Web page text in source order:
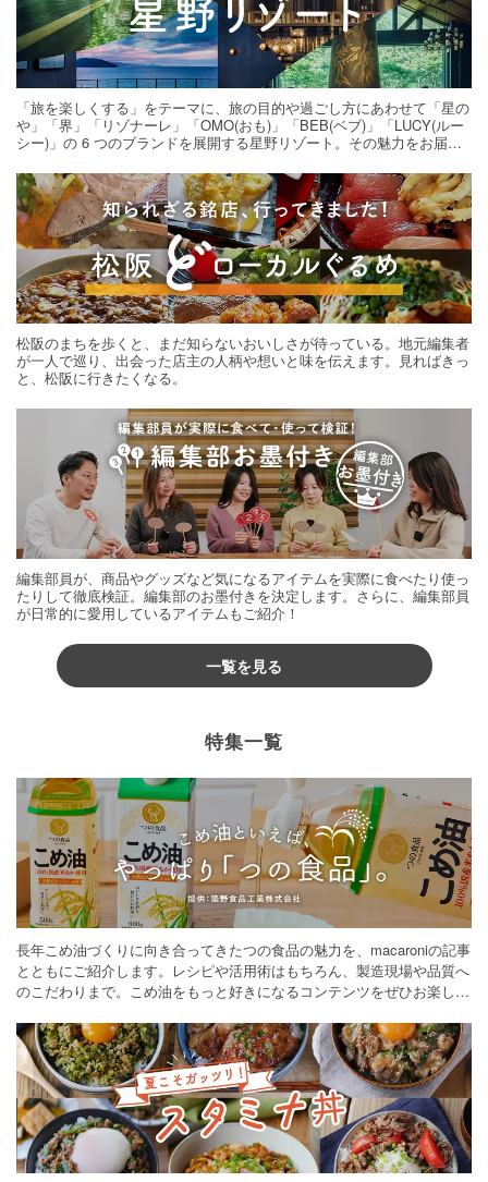
「旅を楽しくする」をテーマに、旅の目的や過ごし方にあわせて「星の
や」「界」「リゾナーレ」「OMO(おも)」「BEB(ベブ)」「LUCY(ルー
シー)」の 6 つのブランドを展開する星野リゾート。その魅力をお届け
松阪のまちを歩くと、まだ知らないおいしさが待っている。地元編集者
が一人で巡り、出会った店主の人柄や想いと味を伝えます。見ればきっ
と、松阪に行きたくなる。
編集部員が、商品やグッズなど気になるアイテムを実際に食べたり使っ
たりして徹底検証。編集部のお墨付きを決定します。さらに、編集部員
が日常的に愛用しているアイテムもご紹介！
一覧を見る
特集一覧
長年こめ油づくりに向き合ってきたつの食品の魅力を、macaroniの記事
とともにご紹介します。レシピや活用術はもちろん、製造現場や品質へ
のこだわりまで。こめ油をもっと好きになるコンテンツをぜひお楽しみ